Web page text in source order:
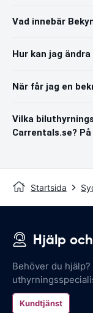
Vad innebär
Hur kan jag
När får jag en
Vilka
Carrentals.se?
Startsida
Hjälp
Behöver du
Kundtjänst